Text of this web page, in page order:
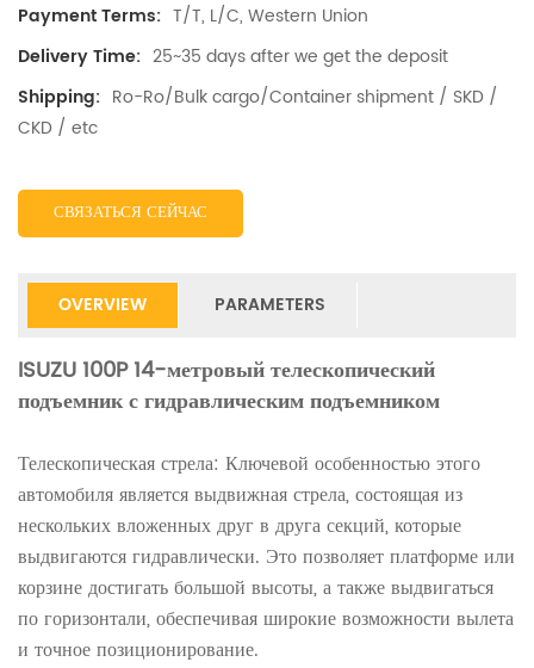
Payment Terms: T/T, L/C, Western Union
Delivery Time: 25~35 days after we get the deposit
Shipping: Ro-Ro/Bulk cargo/Container shipment / SKD /
CKD / etc
СВЯЗАТЬСЯ СЕЙЧАС
OVERVIEW PARAMETERS
ISUZU 100P 14-метровый телескопический
подъемник с гидравлическим подъемником
Телескопическая стрела: Ключевой особенностью этого
автомобиля является выдвижная стрела, состоящая из
нескольких вложенных друг в друга секций, которые
выдвигаются гидравлически. Это позволяет платформе или
корзине достигать большой высоты, а также выдвигаться
по горизонтали, обеспечивая широкие возможности вылета
и точное позиционирование.